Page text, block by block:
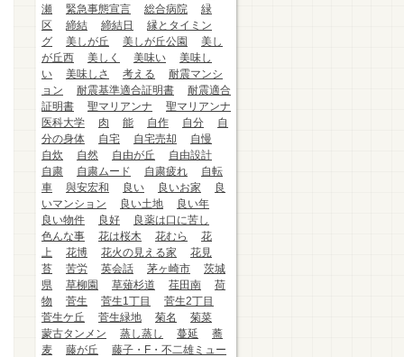
瀬
緊急事態宣言 総合病院
緑
区
締結 締結日
縁とタイミン
グ
美しが丘 美しが丘公園
美し
が丘西
美しく 美味い
美味し
い
美味しさ 考える
耐震マンシ
ョン
耐震基準適合証明書
耐震適合
証明書
聖マリアンナ
聖マリアンナ
医科大学
肉 能 自作 自分
自
分の身体
自宅 自宅売却
自慢
自炊
自然 自由が丘
自由設計
自粛
自粛ムード 自粛疲れ
自転
車
與安宏和 良い 良いお家
良
いマンション
良い土地
良い年
良い物件
良好
良薬は口に苦し
色んな事
花は桜木 花むら
花
上
花博 花火の見える家
花見
苔
苦労 英会話 茅ヶ崎市
茨城
県
草柳園 草薙杉道 荏田南
荷
物
菅生 菅生1丁目
菅生2丁目
菅生ケ丘
菅生緑地 菊名
菊菜
蒙古タンメン
蒸し蒸し 蔓延
蕎
麦
藤が丘
藤子・F・不二雄ミュー